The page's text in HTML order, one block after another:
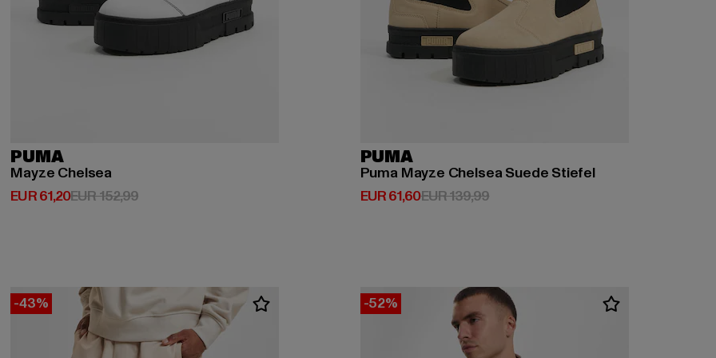
PUMA
Mayze Chelsea
EUR 61,20
Derzeitiger Preis: EUR 61,20
EUR 152,99Aktionspreis: EUR 152,99
PUMA
Puma Mayze Chelsea Suede Stiefel
EUR 61,60
Derzeitiger Preis: EUR 61,60
EUR 139,99Aktionspreis: EUR 139,99
-43% -52%